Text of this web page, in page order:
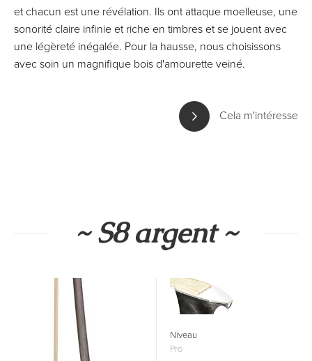
et chacun est une révélation. Ils ont attaque moelleuse, une
sonorité claire infinie et riche en timbres et se jouent avec
une légèreté inégalée. Pour la hausse, nous choisissons
avec soin un magnifique bois d'amourette veiné.
Cela m'intéresse
~ S8 argent ~
Niveau
Pro